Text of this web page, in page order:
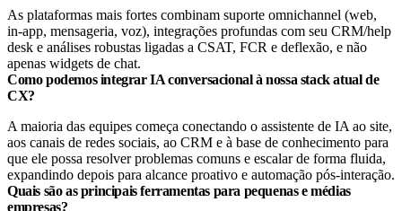
As plataformas mais fortes combinam suporte omnichannel (web,
in-app, mensageria, voz), integrações profundas com seu CRM/help
desk e análises robustas ligadas a CSAT, FCR e deflexão, e não
apenas widgets de chat.
Como podemos integrar IA conversacional à nossa stack atual de
CX?
A maioria das equipes começa conectando o assistente de IA ao site,
aos canais de redes sociais, ao CRM e à base de conhecimento para
que ele possa resolver problemas comuns e escalar de forma fluida,
expandindo depois para alcance proativo e automação pós-interação.
Quais são as principais ferramentas para pequenas e médias
empresas?